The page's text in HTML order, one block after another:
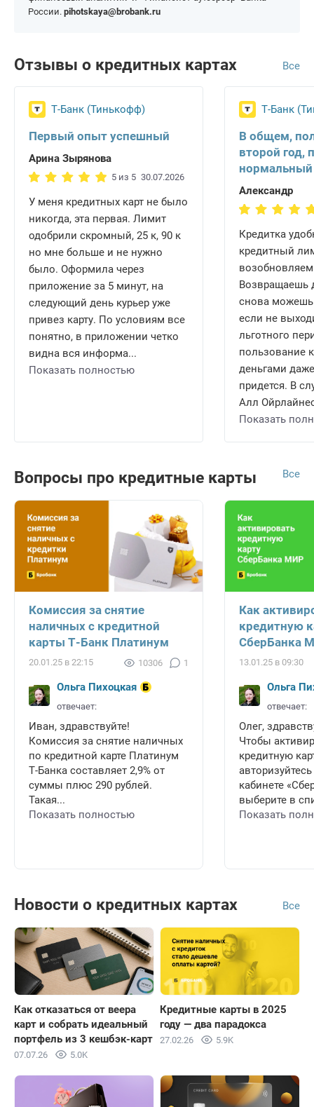
России. pihotskaya@brobank.ru
Отзывы о кредитных картах Все
Т-Банк (Тинькофф)
Первый опыт успешный
Арина Зырянова
5 из 5 30.07.2026
У меня кредитных карт не было
никогда, эта первая. Лимит
одобрили скромный, 25 к, 90 к
но мне больше и не нужно
было. Оформила через
приложение за 5 минут, на
следующий день курьер уже
привез карту. По условиям все
понятно, в приложении четко
видна вся информа...
Показать полностью
Т-Банк
В общем,
второй год,
нормальный
Александр
Кредитка
кредитный
Возвращаешь
снова можешь
если не
льготного
пользование
деньгами
придется. В
Алл
Показать
Вопросы про кредитные карты Все
Комиссия за снятие
наличных с кредитной
карты Т-Банк Платинум
20.01.25 в 22:15 10306 1
Ольга Пихоцкая
отвечает:
Иван, здравствуйте!
Комиссия за снятие наличных
по кредитной карте Платинум
Т-Банка составляет 2,9% от
суммы плюс 290 рублей.
Такая...
Показать полностью
Как
кредитную
СберБанка
13.01.25 в 09:30
Ольга
отвечает:
Олег,
Чтобы
кредитную
кабинете
выберите в
Показать
Новости о кредитных картах Все
Как отказаться от веера
карт и собрать идеальный
портфель из 3 кешбэк-карт
07.07.26 5.0K
Кредитные карты в 2025
году — два парадокса
27.02.26 5.9K